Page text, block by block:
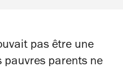
pas être une
pauvres parents ne